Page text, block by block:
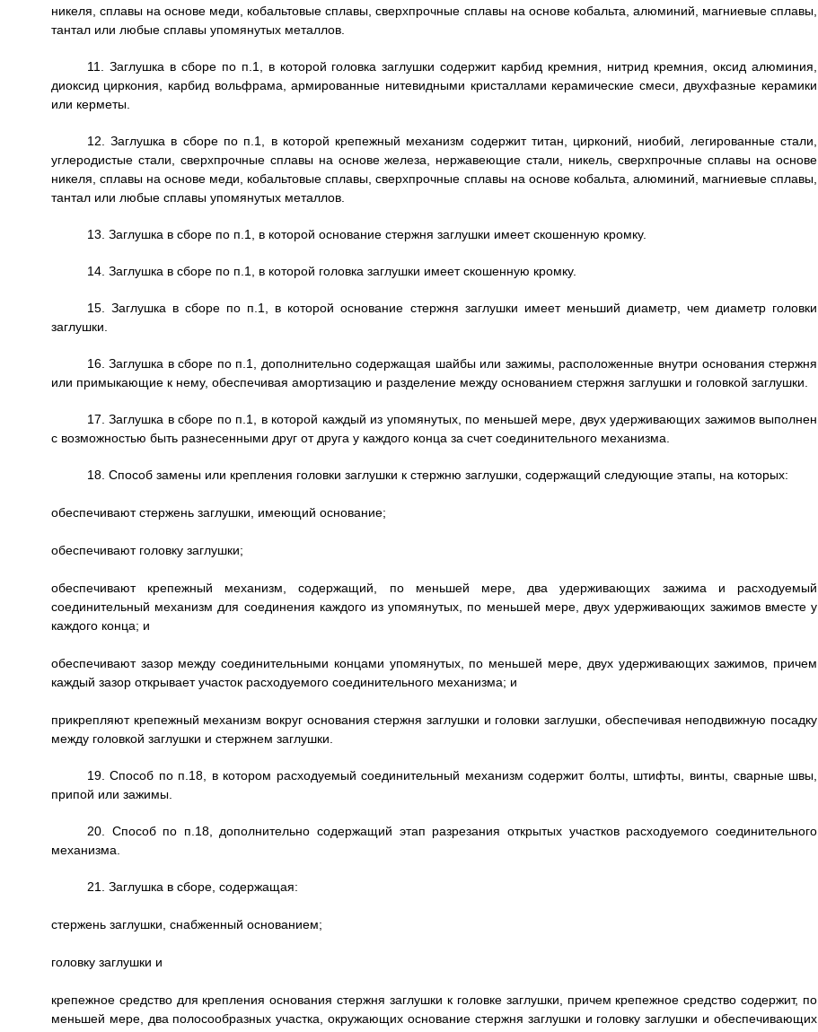
никеля, сплавы на основе меди, кобальтовые сплавы, сверхпрочные сплавы на основе кобальта, алюминий, магниевые сплавы,
тантал или любые сплавы упомянутых металлов.
11. Заглушка в сборе по п.1, в которой головка заглушки содержит карбид кремния, нитрид кремния, оксид алюминия,
диоксид циркония, карбид вольфрама, армированные нитевидными кристаллами керамические смеси, двухфазные керамики
или керметы.
12. Заглушка в сборе по п.1, в которой крепежный механизм содержит титан, цирконий, ниобий, легированные стали,
углеродистые стали, сверхпрочные сплавы на основе железа, нержавеющие стали, никель, сверхпрочные сплавы на основе
никеля, сплавы на основе меди, кобальтовые сплавы, сверхпрочные сплавы на основе кобальта, алюминий, магниевые сплавы,
тантал или любые сплавы упомянутых металлов.
13. Заглушка в сборе по п.1, в которой основание стержня заглушки имеет скошенную кромку.
14. Заглушка в сборе по п.1, в которой головка заглушки имеет скошенную кромку.
15. Заглушка в сборе по п.1, в которой основание стержня заглушки имеет меньший диаметр, чем диаметр головки
заглушки.
16. Заглушка в сборе по п.1, дополнительно содержащая шайбы или зажимы, расположенные внутри основания стержня
или примыкающие к нему, обеспечивая амортизацию и разделение между основанием стержня заглушки и головкой заглушки.
17. Заглушка в сборе по п.1, в которой каждый из упомянутых, по меньшей мере, двух удерживающих зажимов выполнен
с возможностью быть разнесенными друг от друга у каждого конца за счет соединительного механизма.
18. Способ замены или крепления головки заглушки к стержню заглушки, содержащий следующие этапы, на которых:
обеспечивают стержень заглушки, имеющий основание;
обеспечивают головку заглушки;
обеспечивают крепежный механизм, содержащий, по меньшей мере, два удерживающих зажима и расходуемый
соединительный механизм для соединения каждого из упомянутых, по меньшей мере, двух удерживающих зажимов вместе у
каждого конца; и
обеспечивают зазор между соединительными концами упомянутых, по меньшей мере, двух удерживающих зажимов, причем
каждый зазор открывает участок расходуемого соединительного механизма; и
прикрепляют крепежный механизм вокруг основания стержня заглушки и головки заглушки, обеспечивая неподвижную посадку
между головкой заглушки и стержнем заглушки.
19. Способ по п.18, в котором расходуемый соединительный механизм содержит болты, штифты, винты, сварные швы,
припой или зажимы.
20. Способ по п.18, дополнительно содержащий этап разрезания открытых участков расходуемого соединительного
механизма.
21. Заглушка в сборе, содержащая:
стержень заглушки, снабженный основанием;
головку заглушки и
крепежное средство для крепления основания стержня заглушки к головке заглушки, причем крепежное средство содержит, по
меньшей мере, два полосообразных участка, окружающих основание стержня заглушки и головку заглушки и обеспечивающих